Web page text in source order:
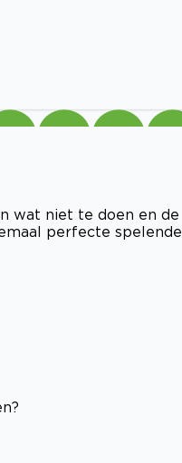
wat niet te doen en de
perfecte spelende